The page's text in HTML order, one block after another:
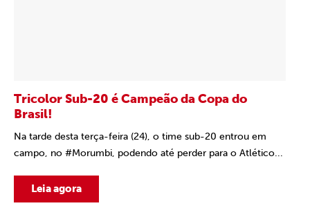
Tricolor Sub-20 é Campeão da Copa do
Brasil!
Na tarde desta terça-feira (24), o time sub-20 entrou em
campo, no #Morumbi, podendo até perder para o Atlético...
Leia agora